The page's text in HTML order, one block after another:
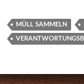
MÜLL SAMMELN